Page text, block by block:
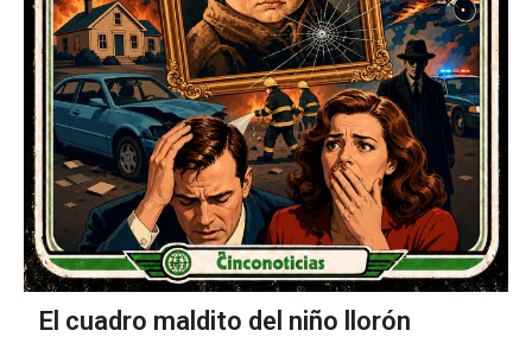
El cuadro maldito del niño llorón